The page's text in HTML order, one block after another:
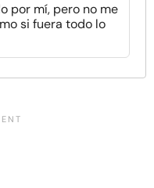
por mí, pero no me
si fuera todo lo